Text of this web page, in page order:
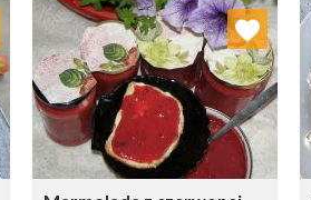
Dodaj do ulubionych
Wybierz listę: